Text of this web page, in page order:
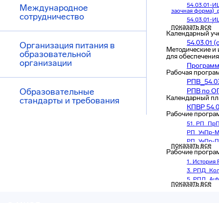
Международное
сотрудничество
Организация питания в
образовательной
организации
Образовательные
стандарты и требования
54.03.01-
заочная форма)
54.03.01-
заочная
54.03.01-
заочная
54.03.01-
заочная
54.03.01-
заочная
показать все
Календарный
54.03.01
Методические
для
Рабочая
РПВ по
Календарный
КПВР
Рабочие
51.
РП_УчПр-
РП_УчПр-
показать все
Рабочие
1. История
3.
5.
7. РПД
показать все